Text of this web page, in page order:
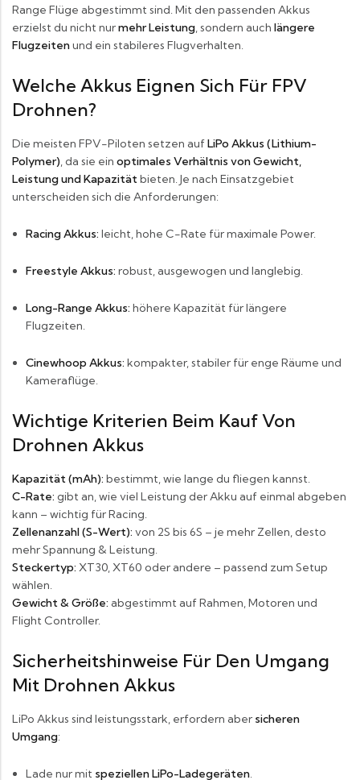
Range Flüge abgestimmt sind. Mit den passenden Akkus
erzielst du nicht nurmehr Leistung, sondern auch längere
Flugzeitenund ein stabileres Flugverhalten.
Welche Akkus Eignen Sich Für FPV
Drohnen?
Die meisten FPV-Piloten setzen aufLiPo Akkus (Lithium-
Polymer), da sie ein optimales Verhältnis von Gewicht,
Leistung und Kapazitätbieten. Je nach Einsatzgebiet
unterscheiden sich die Anforderungen:
Racing Akkus: leicht, hohe C-Rate für maximale Power.
Freestyle Akkus: robust, ausgewogen und langlebig.
Long-Range Akkus: höhere Kapazität für längere
Flugzeiten.
Cinewhoop Akkus: kompakter, stabiler für enge Räume und
Kameraflüge.
Wichtige Kriterien Beim Kauf Von
Drohnen Akkus
Kapazität (mAh): bestimmt, wie lange du fliegen kannst.
C-Rate: gibt an, wie viel Leistung der Akku auf einmal abgeben
kann – wichtig für Racing.
Zellenanzahl (S-Wert): von 2S bis 6S – je mehr Zellen, desto
mehr Spannung & Leistung.
Steckertyp: XT30, XT60 oder andere – passend zum Setup
wählen.
Gewicht & Größe: abgestimmt auf Rahmen, Motoren und
Flight Controller.
Sicherheitshinweise Für Den Umgang
Mit Drohnen Akkus
LiPo Akkus sind leistungsstark, erfordern aber sicheren
Umgang:
Lade nur mit speziellen LiPo-Ladegeräten.